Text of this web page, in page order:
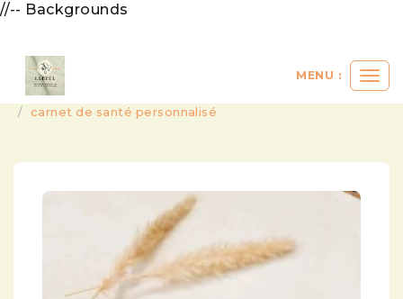
//-- Backgrounds
le
MENU :
a vendre
carnet de santé personnalisé